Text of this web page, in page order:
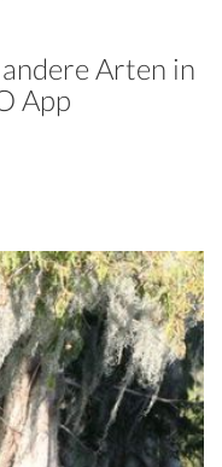
Arten in
App